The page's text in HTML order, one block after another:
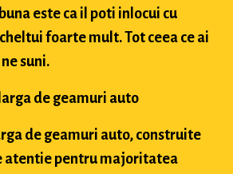
este ca il poti inlocui cu
foarte mult. Tot ceea ce ai
suni.
de geamuri auto
de geamuri auto, construite
atentie pentru majoritatea